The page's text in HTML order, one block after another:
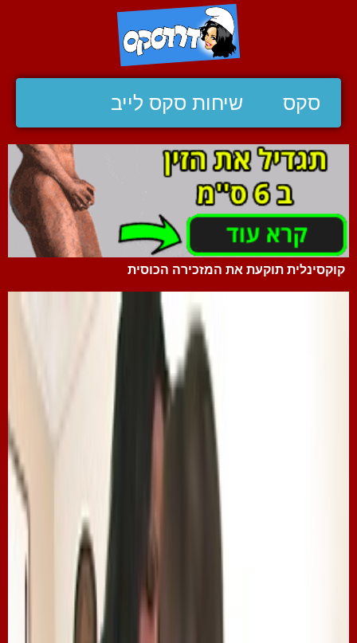
סקס שיחות סקס לייב
קוקסינלית תוקעת את המזכירה הכוסית